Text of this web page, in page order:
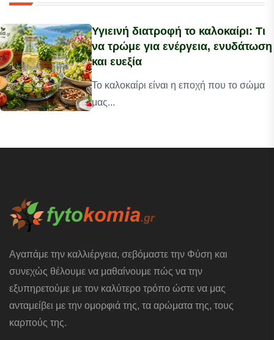
Υγιεινή διατροφή το καλοκαίρι: Τι
να τρώμε για ενέργεια, ενυδάτωση
και ευεξία
Το καλοκαίρι είναι η εποχή που το σώμα
μας...
Αγαπάμε την καλλιέργεια, σεβόμαστε την Φύση και
συνεχώς θέλουμε να μαθαίνουμε πώς να την
εξυπηρετούμε με τον καλύτερο τρόπο ώστε να μας
ανταμείβει με την ομορφιά της, τα αρώματα της, τους
καρπούς της.